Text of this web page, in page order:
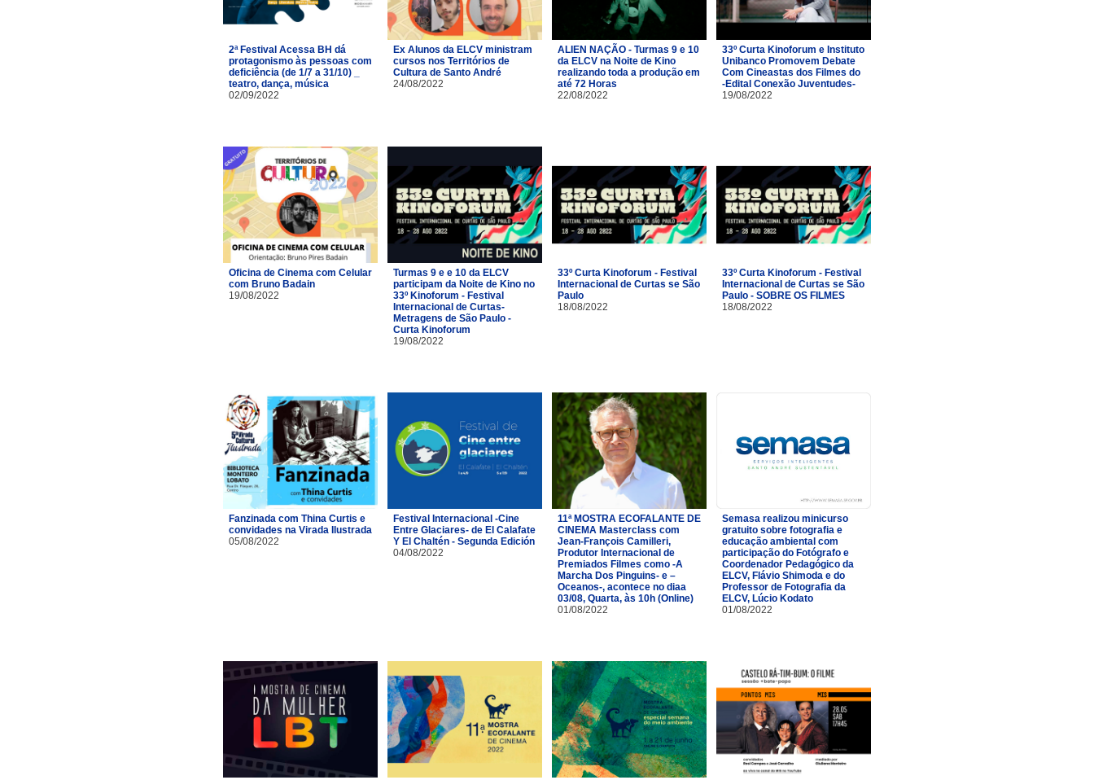
2ª Festival Acessa BH dá
protagonismo às pessoas com
deficiência (de 1/7 a 31/10) _
teatro, dança, música
02/09/2022
Ex Alunos da ELCV ministram
cursos nos Territórios de
Cultura de Santo André
24/08/2022
ALIEN NAÇÃO - Turmas 9 e 10
da ELCV na Noite de Kino
realizando toda a produção em
até 72 Horas
22/08/2022
33º Curta Kinoforum e Instituto
Unibanco Promovem Debate
Com Cineastas dos Filmes do
-Edital Conexão Juventudes-
19/08/2022
Oficina de Cinema com Celular
com Bruno Badain
19/08/2022
Turmas 9 e e 10 da ELCV
participam da Noite de Kino no
33º Kinoforum - Festival
Internacional de Curtas-
Metragens de São Paulo -
Curta Kinoforum
19/08/2022
33º Curta Kinoforum - Festival
Internacional de Curtas se São
Paulo
18/08/2022
33º Curta Kinoforum - Festival
Internacional de Curtas se São
Paulo - SOBRE OS FILMES
18/08/2022
Fanzinada com Thina Curtis e
convidades na Virada Ilustrada
05/08/2022
Festival Internacional -Cine
Entre Glaciares- de El Calafate
Y El Chaltén - Segunda Edición
04/08/2022
11ª MOSTRA ECOFALANTE DE
CINEMA Masterclass com
Jean-François Camilleri,
Produtor Internacional de
Premiados Filmes como -A
Marcha Dos Pinguins- e –
Oceanos-, acontece no diaa
03/08, Quarta, às 10h (Online)
01/08/2022
Semasa realizou minicurso
gratuito sobre fotografia e
educação ambiental com
participação do Fotógrafo e
Coordenador Pedagógico da
ELCV, Flávio Shimoda e do
Professor de Fotografia da
ELCV, Lúcio Kodato
01/08/2022